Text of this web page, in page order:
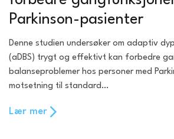
Parkinson-pasienter
Denne studien undersøker om adaptiv
(aDBS) trygt og effektivt kan forbedre
balanseproblemer hos personer med
motsetning til standard…
Lær mer